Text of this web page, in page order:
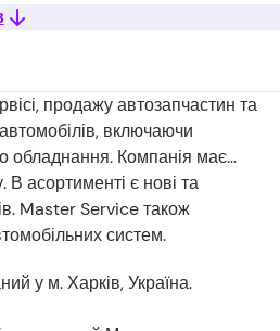
продажу автозапчастин та
включаючи
обладнання. Компанія має
асортименті є нові та
Master Service також
систем.
у м. Харків, Україна.